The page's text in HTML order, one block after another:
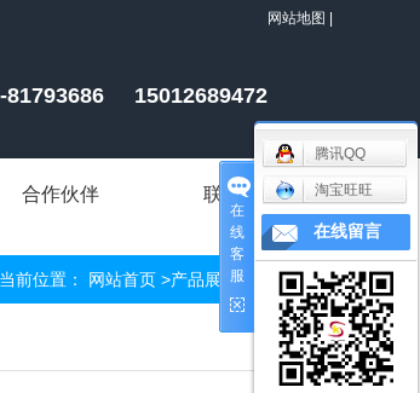
网站地图
15012689472
合作伙伴 联系我们
前位置： 网站首页 >产品展示 > 汽配压铸
在
线
客
服
腾讯QQ
淘宝旺旺
在线留言